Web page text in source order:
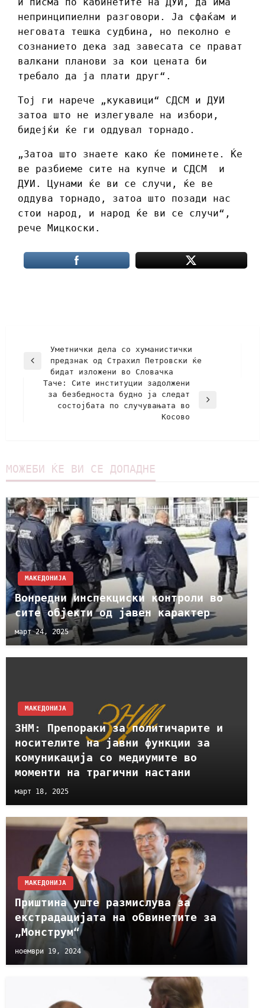
непринципиелни разговори. Ја сфаќам и
неговата тешка судбина, но пеколно е
сознанието дека зад завесата се прават
валкани планови за кои цената би
требало да ја плати друг“.
Тој ги нарече „кукавици“ СДСМ и ДУИ
затоа што не излегувале на избори,
бидејќи ќе ги оддувал торнадо.
„Затоа што знаете како ќе поминете. Ќе
ве разбиеме сите на купче и СДСМ и
ДУИ. Цунами ќе ви се случи, ќе ве
оддува торнадо, затоа што позади нас
стои народ, и народ ќе ви се случи“,
рече Мицкоски.
Уметнички дела со хуманистички
предзнак од Страхил Петровски ќе
бидат изложени во Словачка
Таче: Сите институции задолжени
за безбедноста будно ја следат
состојбата по случувањата во
Косово
МОЖЕБИ ЌЕ ВИ СЕ ДОПАДНЕ
МАКЕДОНИЈА
Вонредни инспекциски контроли во
сите објекти од јавен карактер
март 24, 2025
МАКЕДОНИЈА
ЗНМ: Препораки за политичарите и
носителите на јавни функции за
комуникација со медиумите во
моменти на трагични настани
март 18, 2025
МАКЕДОНИЈА
Приштина уште размислува за
екстрадацијата на обвинетите за
„Монструм“
ноември 19, 2024